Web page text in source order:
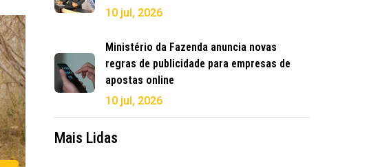
10 jul, 2026
Ministério da Fazenda anuncia novas
regras de publicidade para empresas de
apostas online
10 jul, 2026
Mais Lidas